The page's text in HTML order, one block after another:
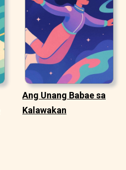
Ang Unang Babae sa
Kalawakan